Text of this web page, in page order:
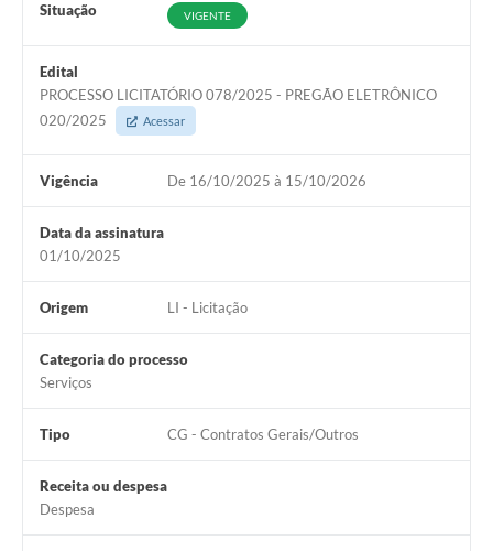
Situação VIGENTE
Edital
PROCESSO LICITATÓRIO 078/2025 - PREGÃO ELETRÔNICO
020/2025
Acessar
Vigência De 16/10/2025 à 15/10/2026
Data da assinatura
01/10/2025
Origem LI - Licitação
Categoria do processo
Serviços
Tipo CG - Contratos Gerais/Outros
Receita ou despesa
Despesa